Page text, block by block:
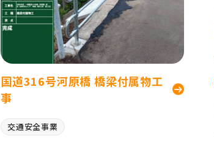
国道316号河原橋 橋梁付属物工
事
交通安全事業